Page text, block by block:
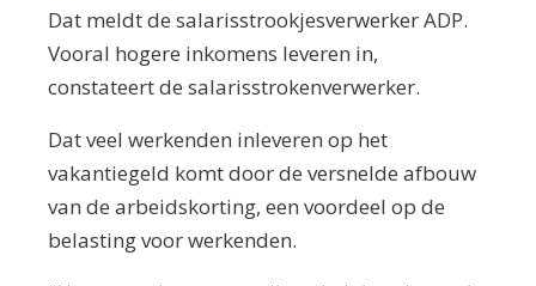
Dat meldt de salarisstrookjesverwerker ADP.
Vooral hogere inkomens leveren in,
constateert de salarisstrokenverwerker.
Dat veel werkenden inleveren op het
vakantiegeld komt door de versnelde afbouw
van de arbeidskorting, een voordeel op de
belasting voor werkenden.